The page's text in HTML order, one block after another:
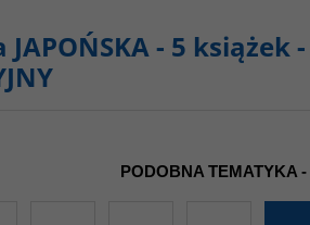
- 5 książek
PODOBNA TEMATYKA